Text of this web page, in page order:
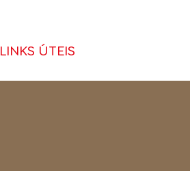
LINKS ÚTEIS